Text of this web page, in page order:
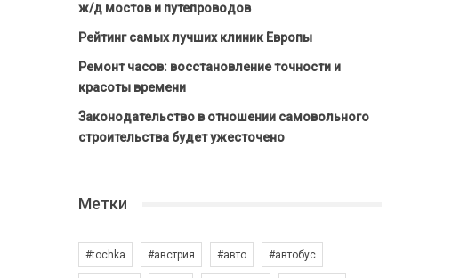
ж/д мостов и путепроводов
Рейтинг самых лучших клиник Европы
Ремонт часов: восстановление точности и
красоты времени
Законодательство в отношении самовольного
строительства будет ужесточено
Метки
#tochka #австрия #авто #автобус